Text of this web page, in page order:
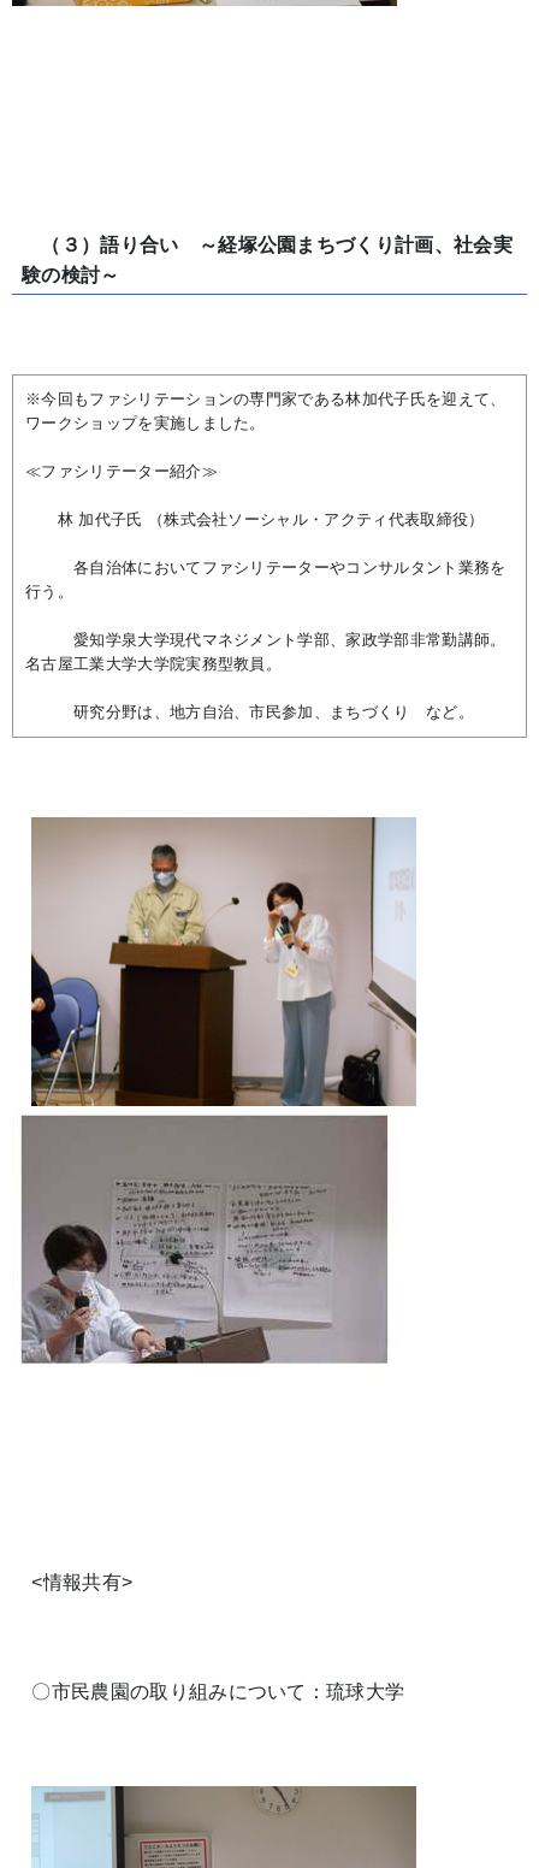
（３）語り合い ～経塚公園まちづくり計画、社会実
験の検討～
※今回もファシリテーションの専門家である林加代子氏を迎えて、
ワークショップを実施しました。
≪ファシリテーター紹介≫
林 加代子氏 （株式会社ソーシャル・アクティ代表取締役）
各自治体においてファシリテーターやコンサルタント業務を
行う。
愛知学泉大学現代マネジメント学部、家政学部非常勤講師。
名古屋工業大学大学院実務型教員。
研究分野は、地方自治、市民参加、まちづくり など。
<情報共有>
〇市民農園の取り組みについて：琉球大学